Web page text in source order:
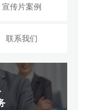
宣传片案例
联系我们